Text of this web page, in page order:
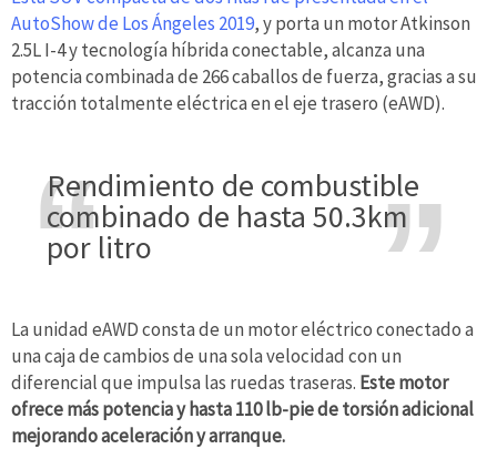
AutoShow de Los Ángeles 2019, y porta un motor Atkinson
2.5L I-4 y tecnología híbrida conectable, alcanza una
potencia combinada de 266 caballos de fuerza, gracias a su
tracción totalmente eléctrica en el eje trasero (eAWD).
Rendimiento de combustible
combinado de hasta 50.3km
por litro
La unidad eAWD consta de un motor eléctrico conectado a
una caja de cambios de una sola velocidad con un
diferencial que impulsa las ruedas traseras. Este motor
ofrece más potencia y hasta 110 lb-pie de torsión adicional
mejorando aceleración y arranque.